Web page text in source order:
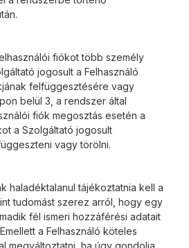
fiókot több személy
jogosult a Felhasználó
felfüggesztésére vagy
belül 3, a rendszer által
fiók megosztás esetén a
a Szolgáltató jogosult
vagy törölni.
haladéktalanul tájékoztatnia kell a
tudomást szerez arról, hogy egy
fél ismeri hozzáférési adatait
a Felhasználó köteles
megváltoztatni, ha úgy gondolja,